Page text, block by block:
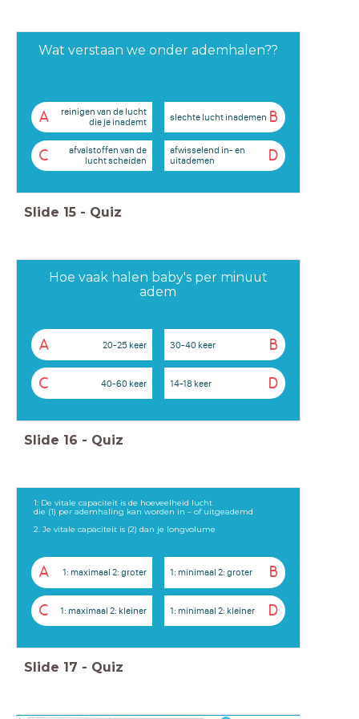
a) Noteer in je schrift: Ik adem in 1 minuut …….. keer in/uit.
Wat verstaan we onder ademhalen??
A
reinigen van de lucht
die je inademt
B
slechte lucht inademen
C
afvalstoffen van de
lucht scheiden
D
afwisselend in- en
uitademen
Slide 15 - Quiz
Hoe vaak halen baby's per minuut
adem
A 20-25 keer B
30-40 keer
C 40-60 keer D
14-18 keer
Slide 16 - Quiz
1: De vitale capaciteit is de hoeveelheid lucht
die (1) per ademhaling kan worden in – of uitgeademd
2. Je vitale capaciteit is (2) dan je longvolume
A 1: maximaal 2: groter B
1: minimaal 2: groter
C 1: maximaal 2: kleiner D
1: minimaal 2: kleiner
Slide 17 - Quiz